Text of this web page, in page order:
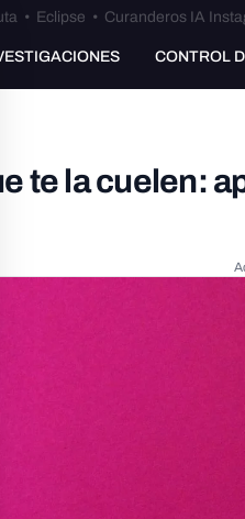
• Eclipse • Curanderos IA
CONTROL
te la cuelen: